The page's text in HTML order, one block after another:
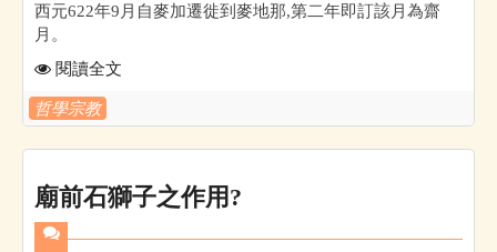
西元622年9月自麥加遷徙到麥地那,第二年即訂該月為齋
月。
閱讀全文
哲學宗教
廟前石獅子之作用?